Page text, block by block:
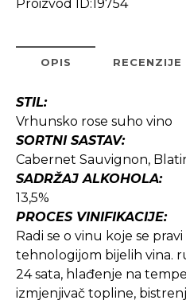
Proizvod ID:19754
OPIS RECENZIJE
STIL:
Vrhunsko rose suho vino
SORTNI SASTAV:
Cabernet Sauvignon,
SADRŽAJ ALKOHOLA:
13,5%
PROCES VINIFIKACIJE:
Radi se o vinu koje se
tehnologijom bijelih vina.
24 sata, hlađenje na
izmjenjivač topline,